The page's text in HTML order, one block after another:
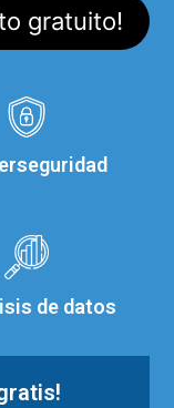
gratuito!
de datos